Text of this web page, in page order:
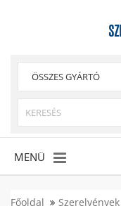
MENÜ
Főoldal Szerelvények